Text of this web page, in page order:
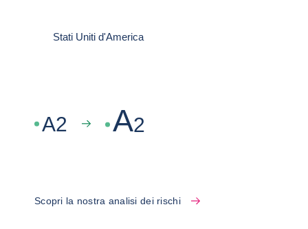
Stati Uniti d'America
A2 A2
Scopri la nostra analisi dei rischi